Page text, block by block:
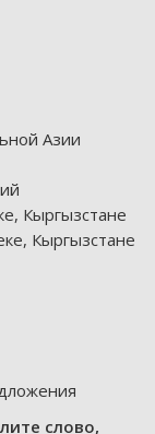
Азии
Кыргызстане
Кыргызстане
слово,